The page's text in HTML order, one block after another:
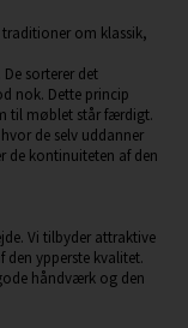
traditioner om klassik,
sorterer det
nok. Dette princip
til møblet står færdigt.
de selv uddanner
de kontinuiteten af den
Vi tilbyder attraktive
ypperste kvalitet.
håndværk og den